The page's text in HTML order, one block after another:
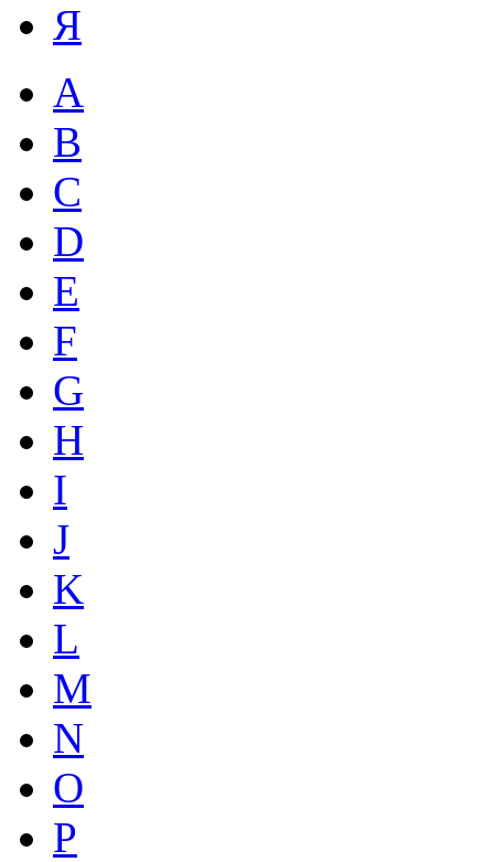
Я
A
B
C
D
E
F
G
H
I
J
K
L
M
N
O
P